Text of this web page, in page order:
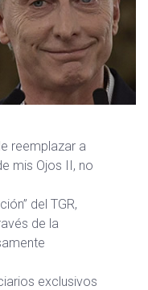
reemplazar a
mis Ojos II, no
del TGR,
de la
exclusivos